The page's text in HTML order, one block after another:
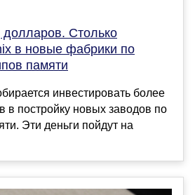
Столько
в новые фабрики по
памяти
инвестировать более
в постройку новых заводов по
Эти деньги пойдут на